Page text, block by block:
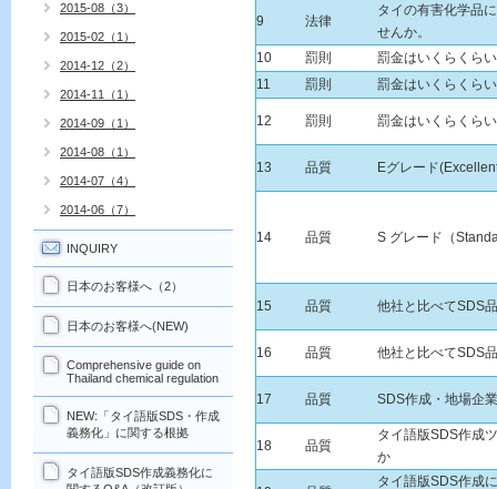
9 法律
タイの有害化学品
せんか。
10
罰則
罰金はいくらくら
11
罰則 罰金はいくらくら
12 罰則 罰金はいくらくら
13 品質 Eグレード
14 品質 S グレード（
15 品質 他社と比べてSDS
16 品質 他社と比べてSDS
17 品質 SDS作成・地場企
18 品質
タイ語版SDS作成
か
タイ語版SDS作成
2015-08（3）
2015-02（1）
2014-12（2）
2014-11（1）
2014-09（1）
2014-08（1）
2014-07（4）
2014-06（7）
INQUIRY
日本のお客様へ（2）
日本のお客様へ(NEW)
Comprehensive guide on
Thailand chemical regulation
NEW:「タイ語版SDS・作成
義務化」に関する根拠
タイ語版SDS作成義務化に